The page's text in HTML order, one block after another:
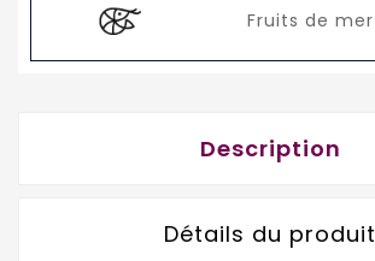
Fruits de mer
Description
Détails du produit